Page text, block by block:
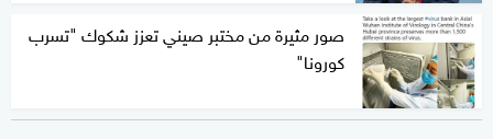
صور مثيرة من مختبر صيني تعزز شكوك "تسرب
كورونا"